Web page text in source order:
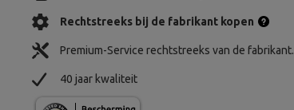
Rechtstreeks bij de fabrikant kopen
Premium-Service rechtstreeks van de fabrikant.
40 jaar kwaliteit